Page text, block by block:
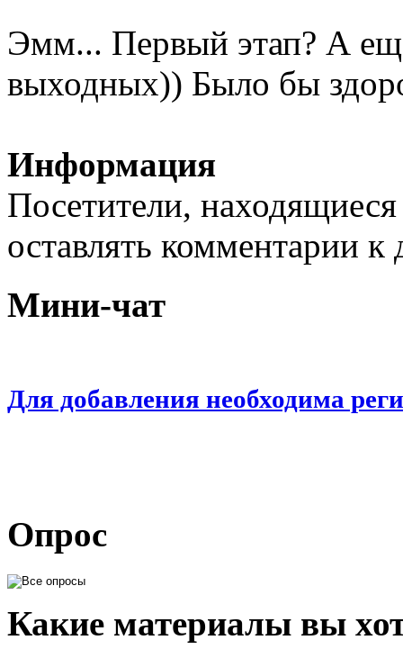
Эмм... Первый этап? А
выходных)) Было бы
Информация
Посетители,
оставлять комментарии
Мини-чат
Для добавления необходима
Опрос
Какие материалы вы